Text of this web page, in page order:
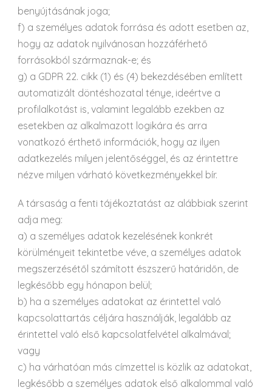
benyújtásának joga;
f) a személyes adatok forrása és adott esetben az,
hogy az adatok nyilvánosan hozzáférhető
forrásokból származnak-e; és
g) a GDPR 22. cikk (1) és (4) bekezdésében említett
automatizált döntéshozatal ténye, ideértve a
profilalkotást is, valamint legalább ezekben az
esetekben az alkalmazott logikára és arra
vonatkozó érthető információk, hogy az ilyen
adatkezelés milyen jelentőséggel, és az érintettre
nézve milyen várható következményekkel bír.
A társaság a fenti tájékoztatást az alábbiak szerint
adja meg:
a) a személyes adatok kezelésének konkrét
körülményeit tekintetbe véve, a személyes adatok
megszerzésétől számított észszerű határidőn, de
legkésőbb egy hónapon belül;
b) ha a személyes adatokat az érintettel való
kapcsolattartás céljára használják, legalább az
érintettel való első kapcsolatfelvétel alkalmával;
vagy
c) ha várhatóan más címzettel is közlik az adatokat,
legkésőbb a személyes adatok első alkalommal való